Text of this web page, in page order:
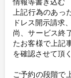
上記行為のあっ
ドレス開示請求
尚、サービス終
たお客様で上記
を確認させて頂
ご予約の段階で